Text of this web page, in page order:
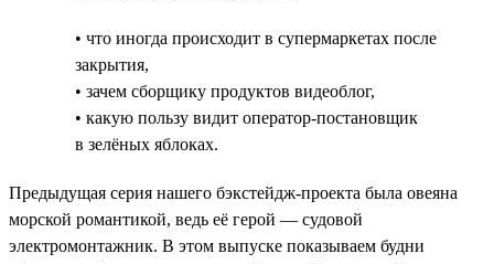
• что иногда происходит в супермаркетах после
закрытия,
• зачем сборщику продуктов видеоблог,
• какую пользу видит оператор-постановщик
в зелёных яблоках.
Предыдущая серия нашего бэкстейдж-проекта была овеяна
морской романтикой, ведь её герой — судовой
электромонтажник. В этом выпуске показываем будни